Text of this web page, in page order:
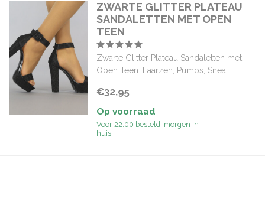
ZWARTE GLITTER PLATEAU
SANDALETTEN MET OPEN
TEEN
Zwarte Glitter Plateau Sandaletten met
Open Teen. Laarzen, Pumps, Snea...
€32,95
Op voorraad
Voor 22:00 besteld, morgen in
huis!